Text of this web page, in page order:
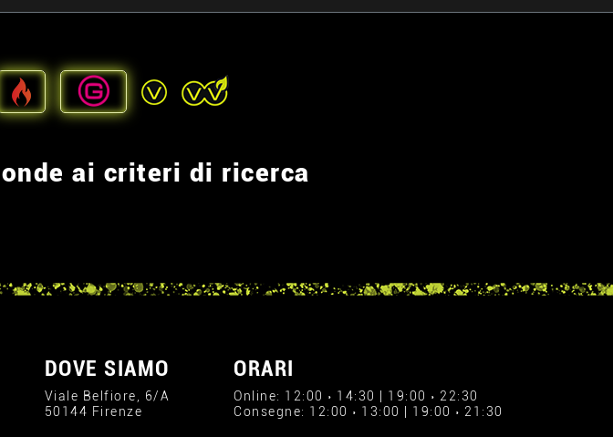
ai criteri di ricerca
DOVE SIAMO
Viale Belfiore, 6/A
50144 Firenze
ORARI
Online: 12:00 › 14:30 | 19:00 › 22:30
Consegne: 12:00 › 13:00 | 19:00 › 21:30